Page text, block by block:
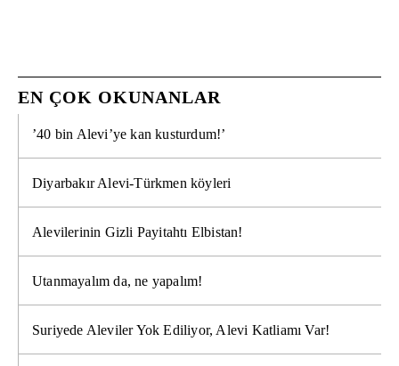
EN ÇOK OKUNANLAR
’40 bin Alevi’ye kan kusturdum!’
Diyarbakır Alevi-Türkmen köyleri
Alevilerinin Gizli Payitahtı Elbistan!
Utanmayalım da, ne yapalım!
Suriyede Aleviler Yok Ediliyor, Alevi Katliamı Var!